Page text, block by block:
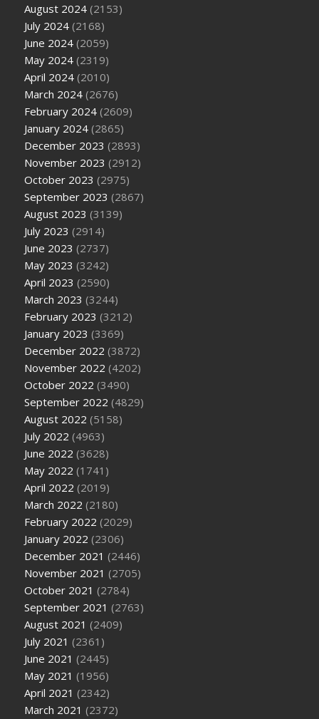
August 2024 (2153)
July 2024 (2168)
June 2024 (2059)
May 2024 (2319)
April 2024 (2010)
March 2024 (2676)
February 2024 (2609)
January 2024 (2865)
December 2023 (2893)
November 2023 (2912)
October 2023 (2975)
September 2023 (2867)
August 2023 (3139)
July 2023 (2914)
June 2023 (2737)
May 2023 (3242)
April 2023 (2590)
March 2023 (3244)
February 2023 (3212)
January 2023 (3369)
December 2022 (3872)
November 2022 (4202)
October 2022 (3490)
September 2022 (4829)
August 2022 (5158)
July 2022 (4963)
June 2022 (3628)
May 2022 (1741)
April 2022 (2019)
March 2022 (2180)
February 2022 (2029)
January 2022 (2306)
December 2021 (2446)
November 2021 (2705)
October 2021 (2784)
September 2021 (2763)
August 2021 (2409)
July 2021 (2361)
June 2021 (2445)
May 2021 (1956)
April 2021 (2342)
March 2021 (2372)